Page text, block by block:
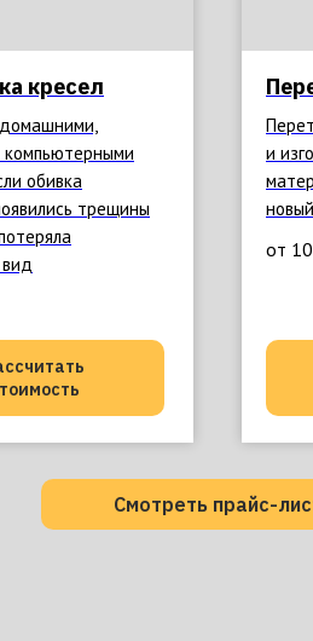
кресел
обивка
трещины
и
от
Смотреть прайс-